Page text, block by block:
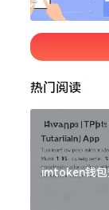
热门阅读
imtoken钱包